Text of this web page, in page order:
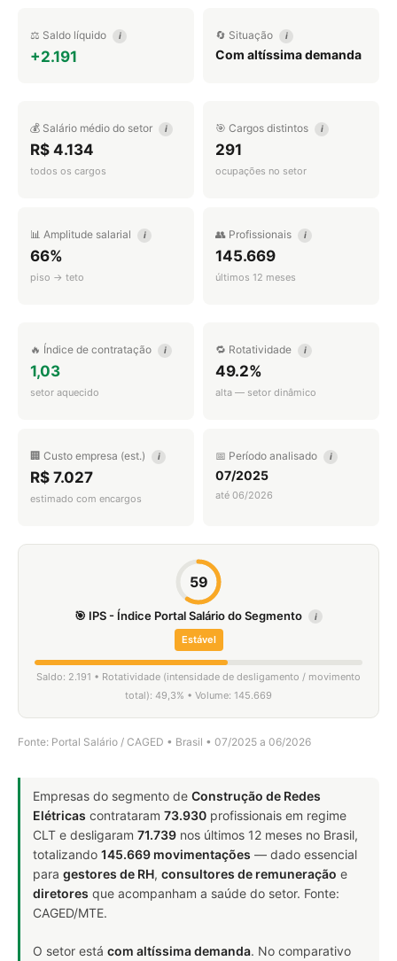
⚖️ Saldo líquido i
+2.191
🔄 Situação i
Com altíssima demanda
💰 Salário médio do setor i
R$ 4.134
todos os cargos
🎯 Cargos distintos i
291
ocupações no setor
📊 Amplitude salarial i
66%
piso → teto
👥 Profissionais i
145.669
últimos 12 meses
🔥 Índice de contratação i
1,03
setor aquecido
🔁 Rotatividade i
49.2%
alta — setor dinâmico
🏢 Custo empresa (est.) i
R$ 7.027
estimado com encargos
📅 Período analisado i
07/2025
até 06/2026
59
🎯 IPS - Índice Portal Salário do Segmento i
Estável
Saldo: 2.191 • Rotatividade (intensidade de desligamento / movimento
total): 49,3% • Volume: 145.669
Fonte: Portal Salário / CAGED • Brasil • 07/2025 a 06/2026
Empresas do segmento de Construção de Redes
Elétricas contrataram 73.930 profissionais em regime
CLT e desligaram 71.739 nos últimos 12 meses no Brasil,
totalizando 145.669 movimentações — dado essencial
para gestores de RH, consultores de remuneração e
diretores que acompanham a saúde do setor. Fonte:
CAGED/MTE.
O setor está com altíssima demanda. No comparativo